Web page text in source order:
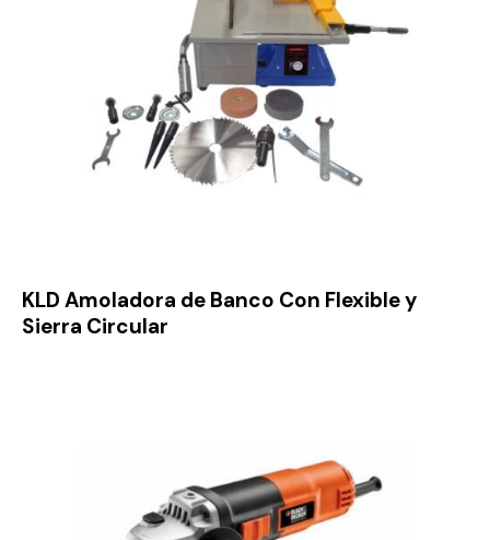
KLD Amoladora de Banco Con Flexible y
Sierra Circular